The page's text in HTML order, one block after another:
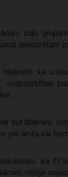
zāļu
paredzētām
blaknēm kā
sirdsdarbības
būt blaknes,
pie ārsta vai
ka
nebija